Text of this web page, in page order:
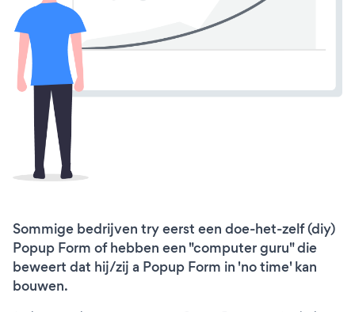
Sommige bedrijven try eerst een doe-het-zelf (diy)
Popup Form of hebben een "computer guru" die
beweert dat hij/zij a Popup Form in 'no time' kan
bouwen.